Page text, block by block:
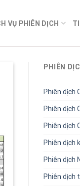
VỤ PHIÊN DỊCH
PHIÊN
Phiên dịch
Phiên dịch
Phiên dịch
Phiên dịch
Phiên dịch
Phiên dịch